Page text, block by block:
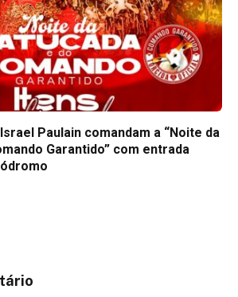
Paulain comandam a “Noite da
Garantido” com entrada